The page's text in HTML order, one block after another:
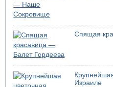
Спящая
Израиле